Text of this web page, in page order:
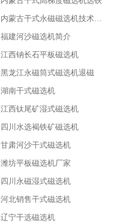
内蒙古干式永磁磁选机技术要求
福建河沙磁选机简介
江西钠长石平板磁选机
黑龙江永磁筒式磁选机退磁
湖南干式磁选机
江西钛尾矿湿式磁选机
四川水选褐铁矿磁选机
甘肃河沙干式磁选机
潍坊平板磁选机厂家
四川永磁湿式磁选机
河北销售干式磁选机
辽宁干选磁选机